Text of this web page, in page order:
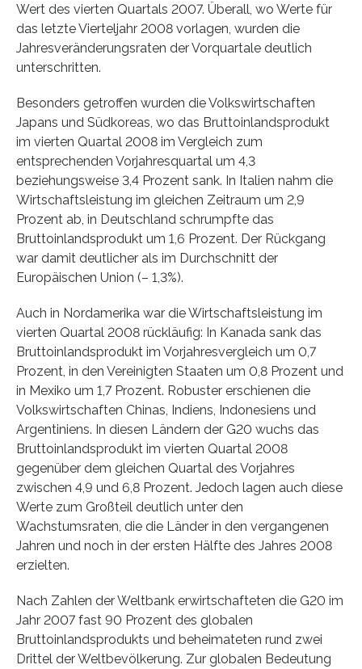
Wert des vierten Quartals 2007. Überall, wo Werte für
das letzte Vierteljahr 2008 vorlagen, wurden die
Jahresveränderungsraten der Vorquartale deutlich
unterschritten.
Besonders getroffen wurden die Volkswirtschaften
Japans und Südkoreas, wo das Bruttoinlandsprodukt
im vierten Quartal 2008 im Vergleich zum
entsprechenden Vorjahresquartal um 4,3
beziehungsweise 3,4 Prozent sank. In Italien nahm die
Wirtschaftsleistung im gleichen Zeitraum um 2,9
Prozent ab, in Deutschland schrumpfte das
Bruttoinlandsprodukt um 1,6 Prozent. Der Rückgang
war damit deutlicher als im Durchschnitt der
Europäischen Union (– 1,3%).
Auch in Nordamerika war die Wirtschaftsleistung im
vierten Quartal 2008 rückläufig: In Kanada sank das
Bruttoinlandsprodukt im Vorjahresvergleich um 0,7
Prozent, in den Vereinigten Staaten um 0,8 Prozent und
in Mexiko um 1,7 Prozent. Robuster erschienen die
Volkswirtschaften Chinas, Indiens, Indonesiens und
Argentiniens. In diesen Ländern der G20 wuchs das
Bruttoinlandsprodukt im vierten Quartal 2008
gegenüber dem gleichen Quartal des Vorjahres
zwischen 4,9 und 6,8 Prozent. Jedoch lagen auch diese
Werte zum Großteil deutlich unter den
Wachstumsraten, die die Länder in den vergangenen
Jahren und noch in der ersten Hälfte des Jahres 2008
erzielten.
Nach Zahlen der Weltbank erwirtschafteten die G20 im
Jahr 2007 fast 90 Prozent des globalen
Bruttoinlandsprodukts und beheimateten rund zwei
Drittel der Weltbevölkerung. Zur globalen Bedeutung